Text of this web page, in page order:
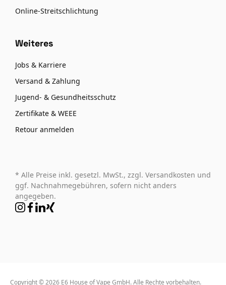
Online-Streitschlichtung
Weiteres
Jobs & Karriere
Versand & Zahlung
Jugend- & Gesundheitsschutz
Zertifikate & WEEE
Retour anmelden
* Alle Preise inkl. gesetzl. MwSt., zzgl. Versandkosten und
ggf. Nachnahmegebühren, sofern nicht anders
angegeben.
Copyright © 2026 E6 House of Vape GmbH. Alle Rechte vorbehalten.